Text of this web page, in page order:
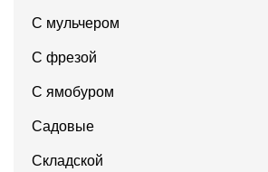
С мульчером
С фрезой
С ямобуром
Садовые
Складской